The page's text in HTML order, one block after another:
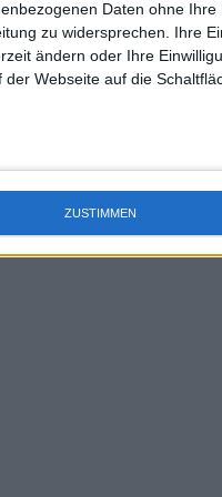
Daten ohne Ihre
zu widersprechen. Ihre
ändern oder Ihre
Webseite auf die
ZUSTIMMEN
uss J-L-
mal Einzel
des